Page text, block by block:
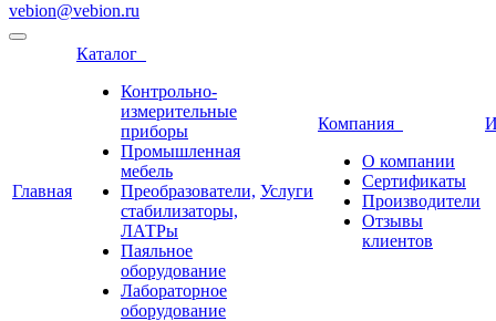
vebion@vebion.ru
Главная
Каталог
Контрольно-
измерительные
приборы
Промышленная
мебель
Преобразователи,
стабилизаторы,
ЛАТРы
Паяльное
оборудование
Лабораторное
оборудование
Услуги
Компания
О компании
Сертификаты
Производители
Отзывы
клиентов